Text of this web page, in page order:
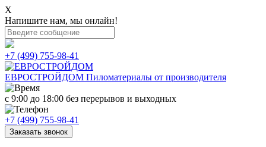
X
Напишите нам, мы онлайн!
+7 (499) 755-98-41
ЕВРОСТРОЙДОМ Пиломатериалы от производителя
с 9:00 до 18:00 без перерывов и выходных
+7 (499) 755-98-41
Заказать звонок